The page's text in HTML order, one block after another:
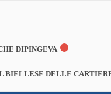
DIPINGEVA
BIELLESE DELLE